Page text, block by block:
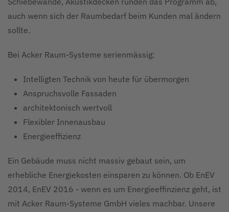
auch wenn sich der Raumbedarf beim Kunden mal ändern
sollte.
Bei Acker Raum-Systeme serienmässig:
Intelligten Technik von heute für übermorgen
Anspruchsvolle Fassaden
architektonisch wertvoll
Flexibler Innenausbau
Energieeffizienz
Ein Gebäude muss nicht massiv gebaut sein, um
erhebliche Energiekosten einsparen zu können. Ob EnEV
2014, EnEV 2016 - wenn es um Energieeffinzienz geht, ist
mit Acker Raum-Systeme GmbH vieles machbar. Unsere